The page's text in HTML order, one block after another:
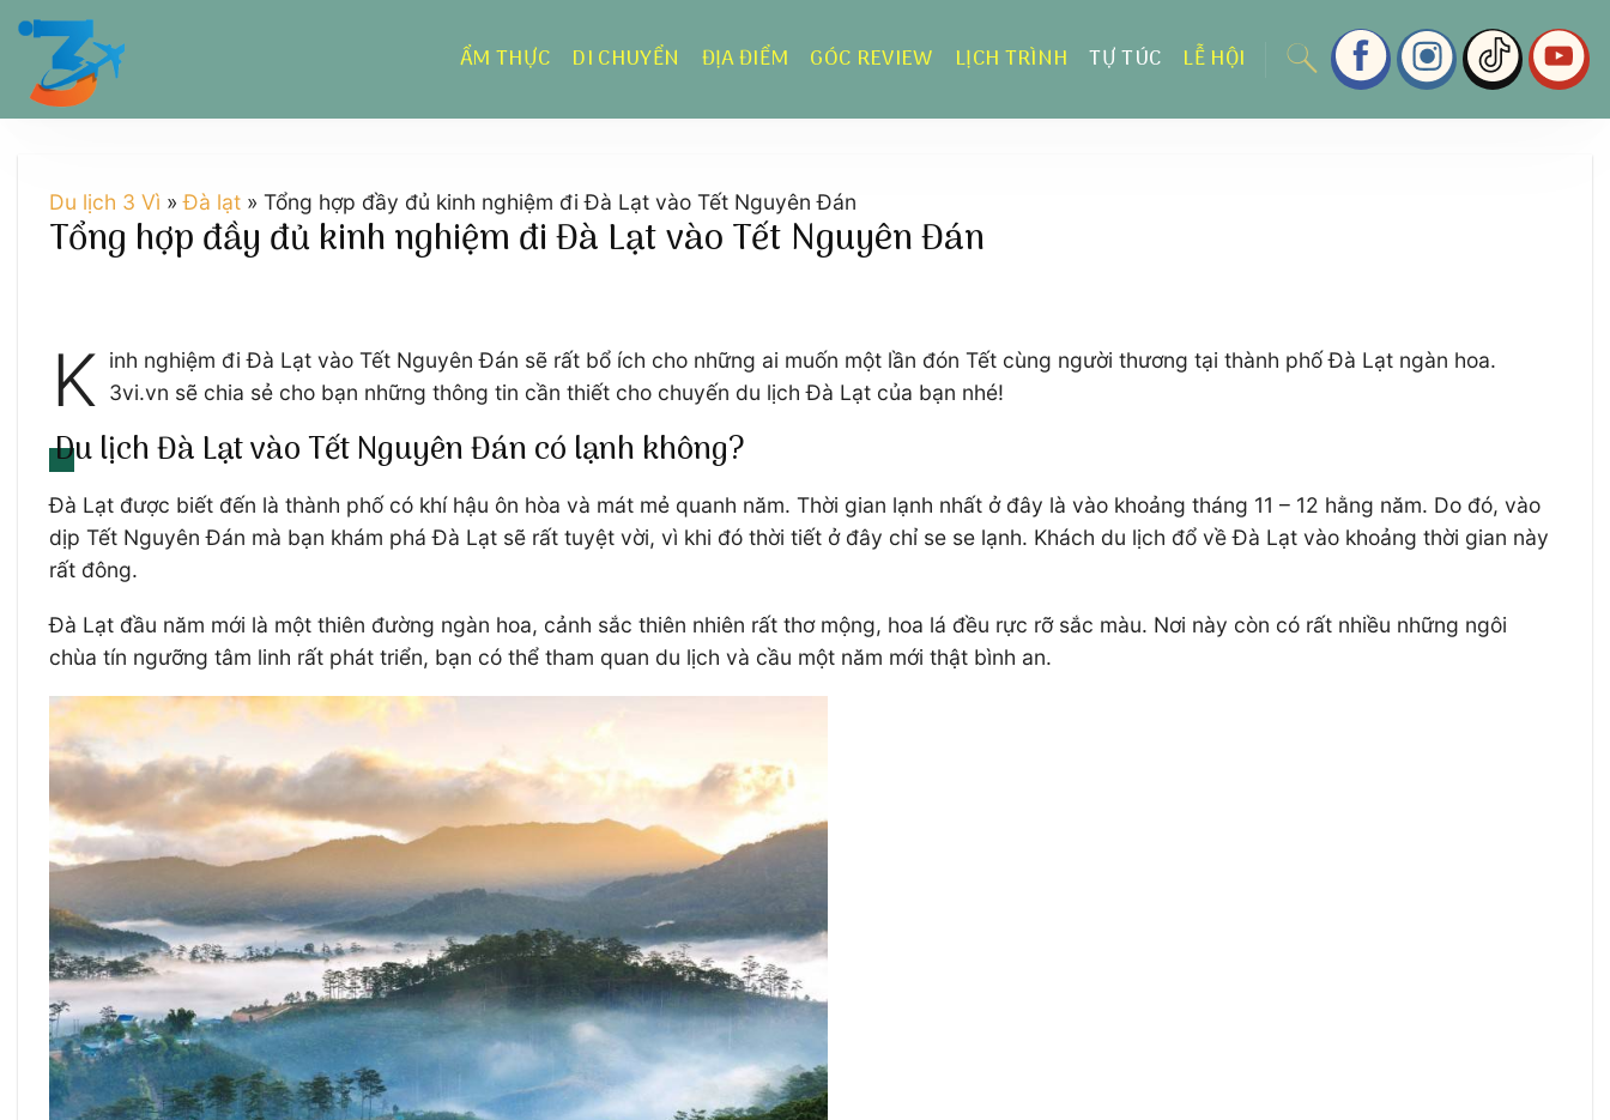
Chuyển
dung
ẨM THỰC DI CHUYỂN ĐỊA ĐIỂM GÓC REVIEW LỊCH TRÌNH TỰ TÚC LỄ HỘI
Du lịch 3 Vì »Đà lạt »Tổng hợp đầy đủ kinh nghiệm đi Đà Lạt vào Tết Nguyên Đán
Tổng hợp đầy đủ kinh nghiệm đi Đà Lạt vào Tết Nguyên Đán
K inh nghiệm đi Đà Lạt vào Tết Nguyên Đán sẽ rất bổ ích cho những ai muốn một lần đón Tết cùng người thương tại thành phố Đà Lạt ngàn hoa.
3vi.vn sẽ chia sẻ cho bạn những thông tin cần thiết cho chuyến du lịch Đà Lạt của bạn nhé!
Du lịch Đà Lạt vào Tết Nguyên Đán có lạnh không?
Đà Lạt được biết đến là thành phố có khí hậu ôn hòa và mát mẻ quanh năm. Thời gian lạnh nhất ở đây là vào khoảng tháng 11 – 12 hằng năm. Do đó, vào
dịp Tết Nguyên Đán mà bạn khám phá Đà Lạt sẽ rất tuyệt vời, vì khi đó thời tiết ở đây chỉ se se lạnh. Khách du lịch đổ về Đà Lạt vào khoảng thời gian này
rất đông.
Đà Lạt đầu năm mới là một thiên đường ngàn hoa, cảnh sắc thiên nhiên rất thơ mộng, hoa lá đều rực rỡ sắc màu. Nơi này còn có rất nhiều những ngôi
chùa tín ngưỡng tâm linh rất phát triển, bạn có thể tham quan du lịch và cầu một năm mới thật bình an.